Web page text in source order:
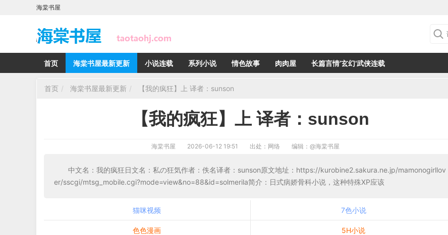
海棠书屋
首页 海棠书屋最新更新 小说连载 系列小说 情色故事 肉肉屋 长篇言情‘玄幻’武侠连载
首页 海棠书屋最新更新 【我的疯狂】上 译者：sunson
【我的疯狂】上 译者：sunson
海棠书屋 2026-06-12 19:51 出处：网络 编辑： @海棠书屋
中文名：我的疯狂日文名：私の狂気作者：佚名译者：sunson原文地址：https://kurobine2.sakura.ne.jp/mamonogirllov
er/sscgi/mtsg_mobile.cgi?mode=view&no=88&id=solmerila简介：日式病娇骨科小说，这种特殊XP应该
猫咪视频 7色小说
色色漫画 5H小说